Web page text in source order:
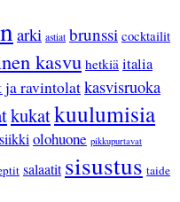
arki astiat brunssi cocktailit
kasvu hetkiä italia
ja ravintolatkasvisruoka
kukatkuulumisia
olohuone pikkupurtavat
salaatit sisustus taide